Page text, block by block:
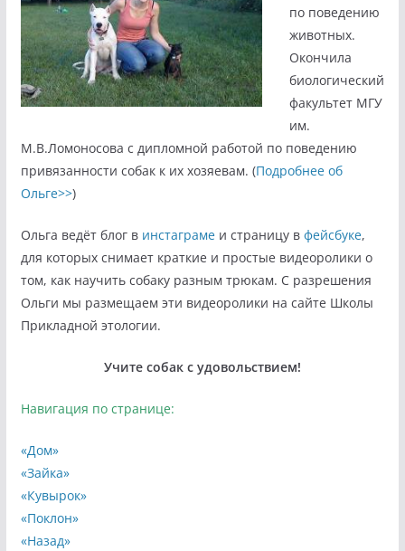
по поведению
животных.
Окончила
биологический
факультет МГУ
им.
М.В.Ломоносова с дипломной работой по поведению
привязанности собак к их хозяевам. (Подробнее об
Ольге>>)
Ольга ведёт блог в инстаграмеи страницу в фейсбуке,
для которых снимает краткие и простые видеоролики о
том, как научить собаку разным трюкам. С разрешения
Ольги мы размещаем эти видеоролики на сайте Школы
Прикладной этологии.
Учите собак с удовольствием!
Навигация по странице:
«Дом»
«Зайка»
«Кувырок»
«Поклон»
«Назад»